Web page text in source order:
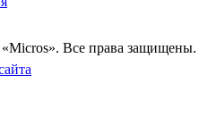
Все права защищены.